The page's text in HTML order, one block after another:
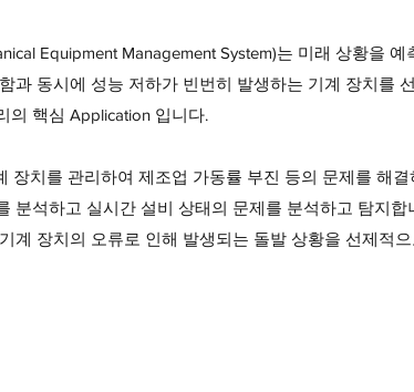
Equipment Management System)는 미래 상황을 예
과 동시에 성능 저하가 빈번히 발생하는 기계 장치를
의 핵심 Application 입니다.
장치를 관리하여 제조업 가동률 부진 등의 문제를 해결
분석하고 실시간 설비 상태의 문제를 분석하고 탐지합
계 장치의 오류로 인해 발생되는 돌발 상황을 선제적